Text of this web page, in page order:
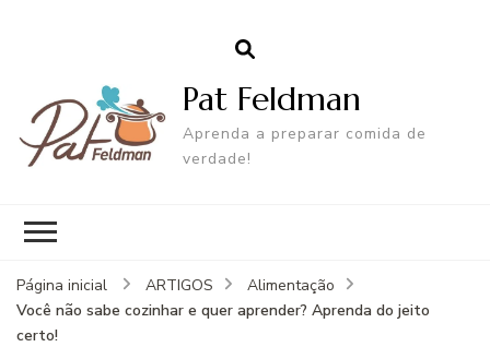
Pat Feldman
Aprenda a preparar comida de
verdade!
Página inicial ARTIGOS
Alimentação
Você não sabe cozinhar e quer aprender? Aprenda do jeito
certo!